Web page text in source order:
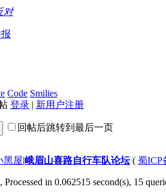
对
Code Smilies
登录 | 新用户注册
回帖后跳转到最后一页
黑屋|峨眉山喜路自行车队论坛( 蜀ICP
, Processed in 0.062515 second(s), 15